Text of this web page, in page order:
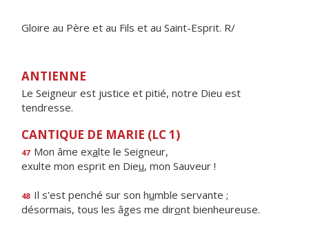
Gloire au Père et au Fils et au Saint-Esprit. R/
ANTIENNE
Le Seigneur est justice et pitié, notre Dieu est
tendresse.
CANTIQUE DE MARIE (LC 1)
47 Mon âme exalte le Seigneur,
exulte mon esprit en Dieu, mon Sauveur !
48 Il s'est penché sur son humble servante ;
désormais, tous les âges me diront bienheureuse.